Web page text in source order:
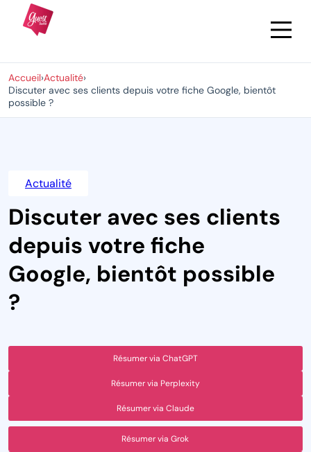
Accueil›Actualité›
Discuter avec ses clients depuis votre fiche Google, bientôt
possible ?
Actualité
Discuter avec ses clients
depuis votre fiche
Google, bientôt possible
?
Résumer via ChatGPT
Résumer via Perplexity
Résumer via Claude
Résumer via Grok